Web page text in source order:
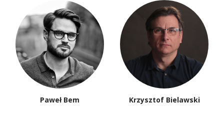
Paweł Bem Krzysztof Bielawski